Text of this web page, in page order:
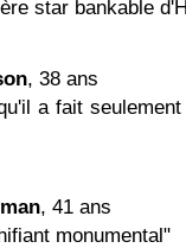
star bankable
, 38 ans
a fait
, 41 ans
monumental"